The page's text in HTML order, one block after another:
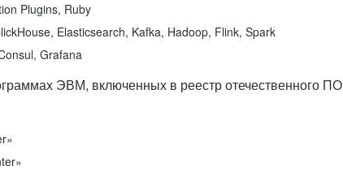
Plugins, Ruby
Elasticsearch, Kafka, Hadoop, Flink, Spark
Grafana
ЭВМ, включенных в реестр отечественного ПО